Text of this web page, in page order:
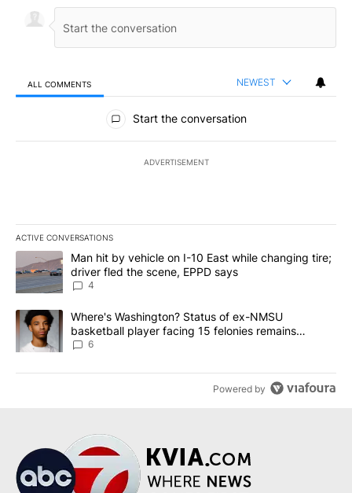
ALL COMMENTS NEWEST
All Comments
Start the conversation
ADVERTISEMENT
ACTIVE CONVERSATIONS
The following is a list of the most commented articles in the last
A trending article titled "Man hit by vehicle on I-10 East while
Man hit by vehicle on I-10 East while changing tire;
driver fled the scene, EPPD says
4
A trending article titled "Where's Washington? Status of ex-
Where's Washington? Status of ex-NMSU
basketball player facing 15 felonies remains
unknown
6
Powered by